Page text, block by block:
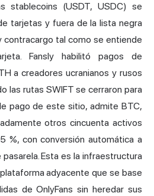
stablecoins (USDT, USDC) se
tarjetas y fuera de la lista negra
contracargo tal como se entiende
Fansly habilitó pagos de
a creadores ucranianos y rusos
las rutas SWIFT se cerraron para
pago de este sitio, admite BTC,
otros cincuenta activos
%, con conversión automática a
pasarela. Esta es la infraestructura
adyacente que se base
de OnlyFans sin heredar sus